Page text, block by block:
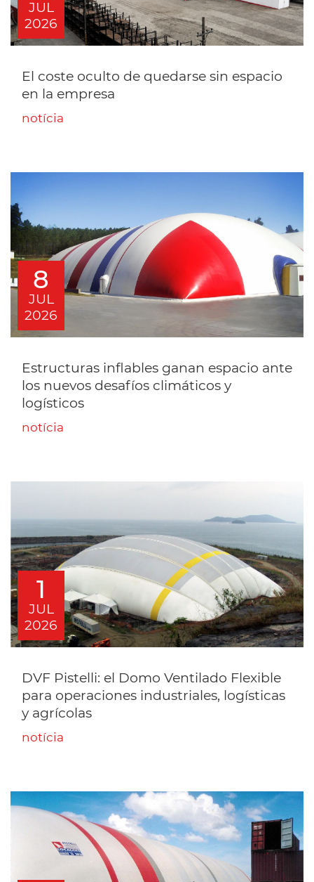
JUL
2026
El coste oculto de quedarse sin espacio
en la empresa
notícia
8
JUL
2026
Estructuras inflables ganan espacio ante
los nuevos desafíos climáticos y
logísticos
notícia
1
JUL
2026
DVF Pistelli: el Domo Ventilado Flexible
para operaciones industriales, logísticas
y agrícolas
notícia